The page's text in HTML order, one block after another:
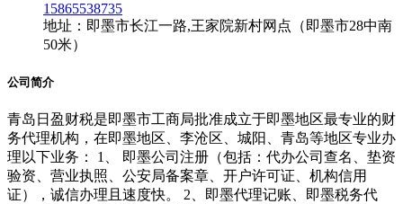
15865538735
地址：即墨市长江一路,王家院新村网点（即墨市28中南
50米）
公司简介
青岛日盈财税是即墨市工商局批准成立于即墨地区最专业的财
务代理机构，在即墨地区、李沧区、城阳、青岛等地区专业办
理以下业务： 1、 即墨公司注册（包括：代办公司查名、垫资
验资、营业执照、公安局备案章、开户许可证、机构信用
证），诚信办理且速度快。 2、即墨代理记账、即墨税务代